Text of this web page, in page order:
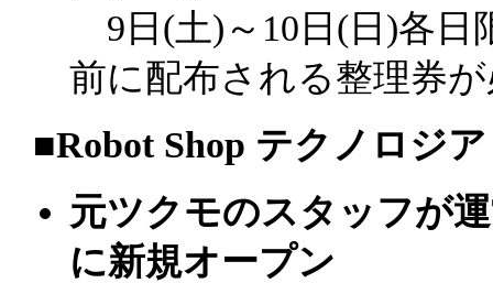
9日(土)～10日(日)各日
前に配布される整理券
■Robot Shop テクノロジ
元ツクモのスタッフが
に新規オープン